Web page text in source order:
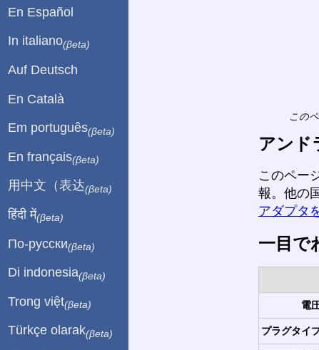
この
アンド
このペー
報。他の
アダプタ
一目で
電
プラグタイ
En Español
In italiano(βeta)
Auf Deutsch
En Català
Em português(βeta)
En français(βeta)
用中文（表达(βeta)
हिंदी में(βeta)
По-русски(βeta)
Di indonesia(βeta)
Trong việt(βeta)
Türkçe olarak(βeta)